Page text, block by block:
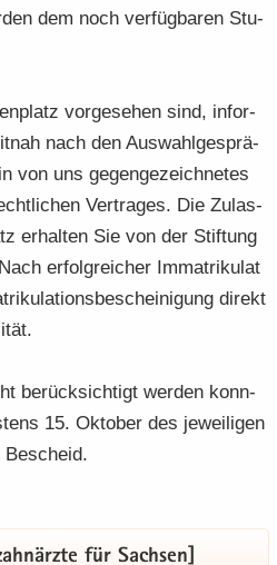
dem noch ver­füg­ba­ren Stu­
vor­ge­se­hen sind, in­for­
nach den Aus­wahl­ge­sprä­
von uns ge­gen­ge­zeich­ne­tes
Ver­tra­ges. Die Zu­las­
er­hal­ten Sie von der Stif­tung
er­folg­rei­cher Im­ma­tri­ku­la­t
di­rekt
be­rück­sich­tigt wer­den konn­
15. Ok­to­ber des je­wei­li­gen
für Sach­sen]